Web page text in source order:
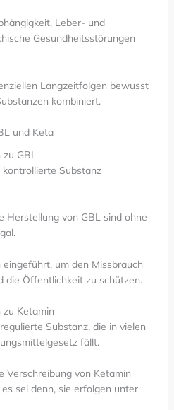
Leber- und
Gesundheitsstörungen
Langzeitfolgen bewusst
kombiniert.
und Keta
zu GBL
Substanz
Herstellung von GBL sind ohne
um den Missbrauch
die Öffentlichkeit zu schützen.
zu Ketamin
Substanz, die in vielen
fällt.
Verschreibung von Ketamin
sei denn, sie erfolgen unter